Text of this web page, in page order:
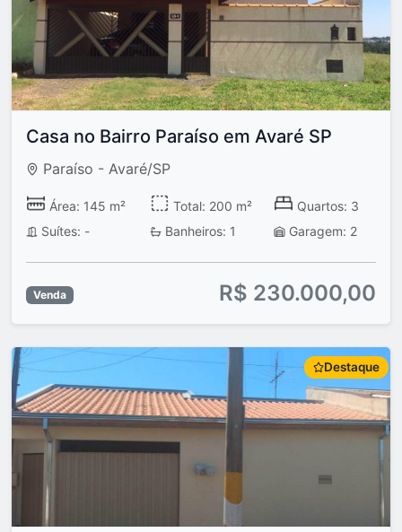
Casa no Bairro Paraíso em Avaré SP
Paraíso - Avaré/SP
Área: 145 m² Total: 200 m²
Quartos: 3
Suítes: -
Banheiros: 1 Garagem: 2
Venda R$ 230.000,00
Destaque